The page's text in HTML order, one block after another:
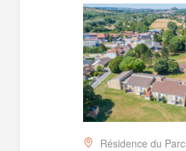
Résidence du Parc